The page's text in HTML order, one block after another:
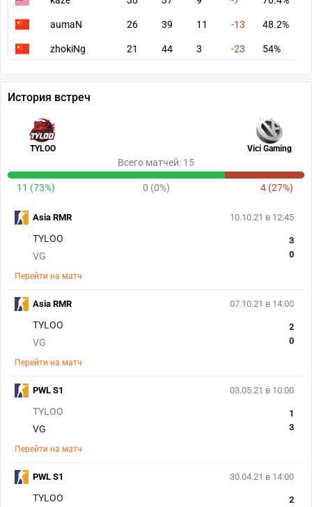
aumaN 26 39 11 -13 48.2%
zhokiNg 21 44 3 -23 54%
История встреч
TYLOO Vici Gaming
Всего матчей: 15
11 (73%) 0 (0%) 4 (27%)
10.10.21 в 12:45
TYLOO
VG
3
0
Перейти на матч
Asia RMR
07.10.21 в 14:00
TYLOO
VG
2
0
Перейти на матч
Asia RMR
03.05.21 в 10:00
TYLOO
VG
1
3
Перейти на матч
PWL S1
30.04.21 в 14:00
TYLOO
2
PWL S1